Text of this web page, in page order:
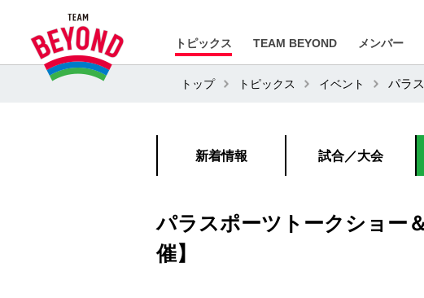
トピックス TEAM BEYOND メンバー
トップ トピックス イベント パラ
新着情報 試合／大会
パラスポーツトークショー
催】